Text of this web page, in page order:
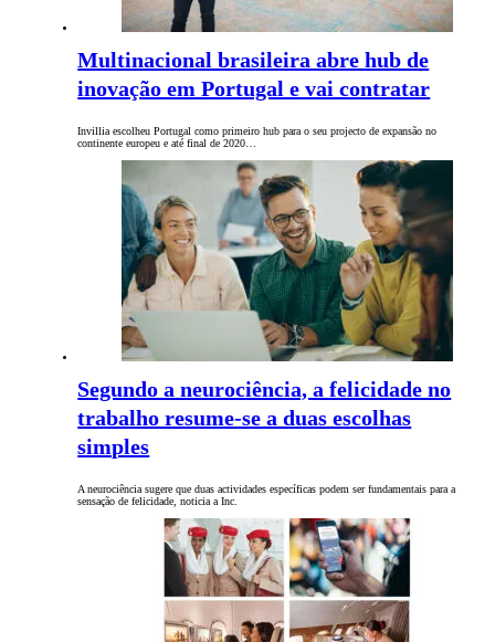
Multinacional brasileira abre hub de
inovação em Portugal e vai contratar
Invillia escolheu Portugal como primeiro hub para o seu projecto de expansão no
continente europeu e até final de 2020…
Segundo a neurociência, a felicidade no
trabalho resume-se a duas escolhas
simples
A neurociência sugere que duas actividades específicas podem ser fundamentais para a
sensação de felicidade, noticia a Inc.